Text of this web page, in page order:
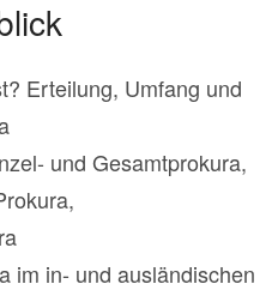
Erteilung, Umfang und
und Gesamtprokura,
im in- und ausländischen